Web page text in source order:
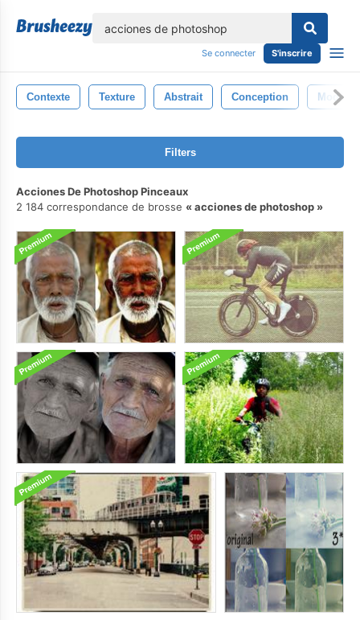
Se connecter S'inscrire
Contexte Texture Abstrait Conception Modèle
Filters
Acciones De Photoshop Pinceaux
2 184 correspondance de brosse
acciones de photoshop